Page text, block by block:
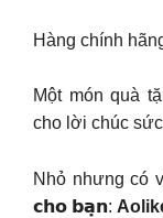
Hàng chính
Một món quà
cho lời chúc
Nhỏ nhưng
𝗰𝗵𝗼 𝗯𝗮̣𝗻: